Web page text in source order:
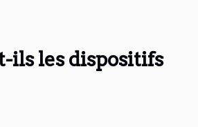
ils les dispositifs